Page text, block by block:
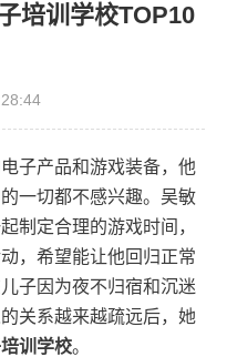
培训学校TOP10
子产品和游戏装备，他
一切都不感兴趣。吴敏
制定合理的游戏时间，
，希望能让他回归正常
子因为夜不归宿和沉迷
关系越来越疏远后，她
训学校。